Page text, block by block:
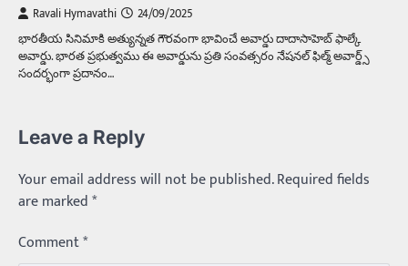
Ravali Hymavathi 24/09/2025
భారతీయ సినిమాకి అత్యున్నత గౌరవంగా భావించే అవార్డు దాదాసాహెబ్ ఫాల్కే
అవార్డు. భారత ప్రభుత్వము ఈ అవార్డును ప్రతి సంవత్సరం నేషనల్ ఫిల్మ్ అవార్డ్స్
సందర్భంగా ప్రదానం…
Leave a Reply
Your email address will not be published.Required fields
are marked*
Comment*